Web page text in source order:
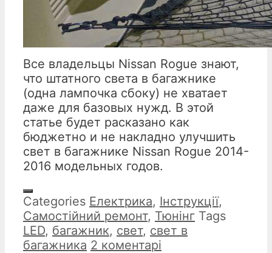
Все владельцы Nissan Rogue знают,
что штатного света в багажнике
(одна лампочка сбоку) не хватает
даже для базовых нужд. В этой
статье будет расказано как
бюджетно и не накладно улучшить
свет в багажнике Nissan Rogue 2014-
2016 модельных годов.
Categories Електрика, Інструкції,
Самостійний ремонт, Тюнінг Tags
LED, багажник, свет, свет в
багажника 2 коментарі